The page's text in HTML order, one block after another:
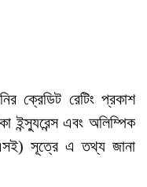
ক্রেডিট রেটিং প্রকাশ
ইন্স্যুরেন্স এবং অলিম্পিক
সূত্রে এ তথ্য জানা